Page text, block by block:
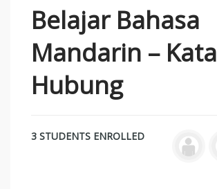
Belajar Bahasa
Mandarin – Kata
Hubung
3 STUDENTS ENROLLED